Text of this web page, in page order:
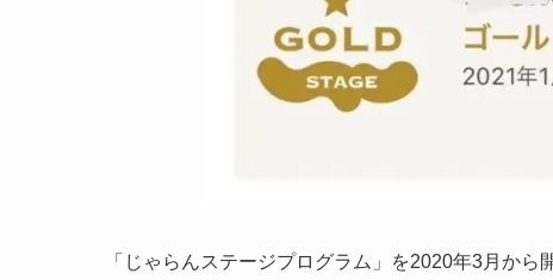
「じゃらんステージプログラム」を2020年3月か